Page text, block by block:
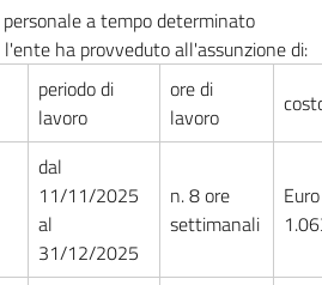
a tempo determinato
ha provveduto all'assunzione di:
periodo di
lavoro
ore di
lavoro
dal
11/11/2025
al
31/12/2025
n. 8 ore
settimanali
Euro